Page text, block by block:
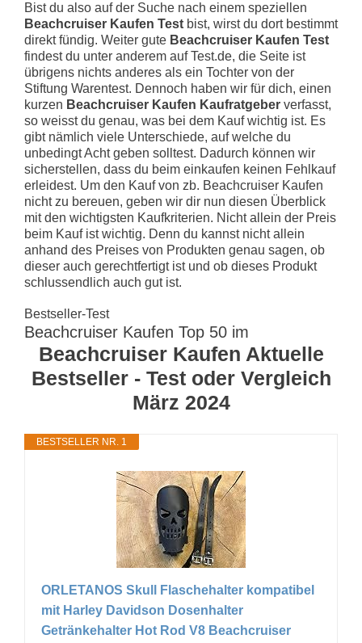
Bist du also auf der Suche nach einem speziellen
Beachcruiser Kaufen Test bist, wirst du dort bestimmt
direkt fündig. Weiter gute Beachcruiser Kaufen Test
findest du unter anderem auf Test.de, die Seite ist
übrigens nichts anderes als ein Tochter von der
Stiftung Warentest. Dennoch haben wir für dich, einen
kurzen Beachcruiser Kaufen Kaufratgeber verfasst,
so weisst du genau, was bei dem Kauf wichtig ist. Es
gibt nämlich viele Unterschiede, auf welche du
unbedingt Acht geben solltest. Dadurch können wir
sicherstellen, dass du beim einkaufen keinen Fehlkauf
erleidest. Um den Kauf von zb. Beachcruiser Kaufen
nicht zu bereuen, geben wir dir nun diesen Überblick
mit den wichtigsten Kaufkriterien. Nicht allein der Preis
beim Kauf ist wichtig. Denn du kannst nicht allein
anhand des Preises von Produkten genau sagen, ob
dieser auch gerechtfertigt ist und ob dieses Produkt
schlussendlich auch gut ist.
Bestseller-Test
Beachcruiser Kaufen Top 50 im
Beachcruiser Kaufen Aktuelle
Bestseller - Test oder Vergleich
März 2024
BESTSELLER NR. 1
ORLETANOS Skull Flaschehalter kompatibel
mit Harley Davidson Dosenhalter
Getränkehalter Hot Rod V8 Beachcruiser